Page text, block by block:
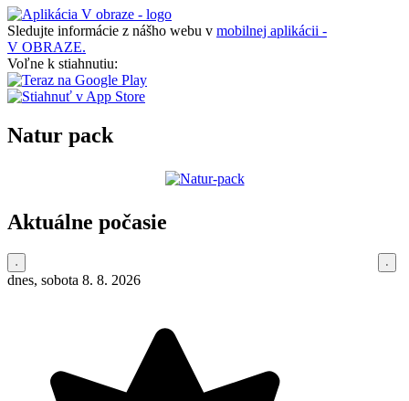
Sledujte informácie z nášho webu v mobilnej aplikácii -
V OBRAZE.
Voľne k stiahnutiu:
Natur pack
Aktuálne počasie
dnes, sobota 8. 8. 2026